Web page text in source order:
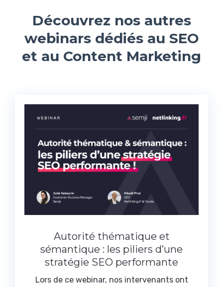
Découvrez nos autres
webinars dédiés au SEO
et au Content Marketing
Autorité thématique et
sémantique : les piliers d’une
stratégie SEO performante
Lors de ce webinar, nos intervenants ont